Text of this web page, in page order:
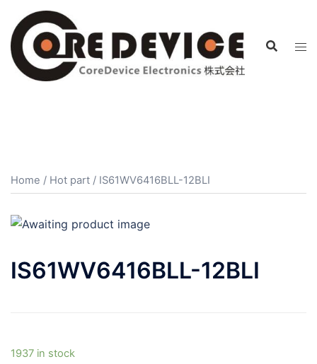
Home / Hot part / IS61WV6416BLL-12BLI
IS61WV6416BLL-12BLI
1937 in stock